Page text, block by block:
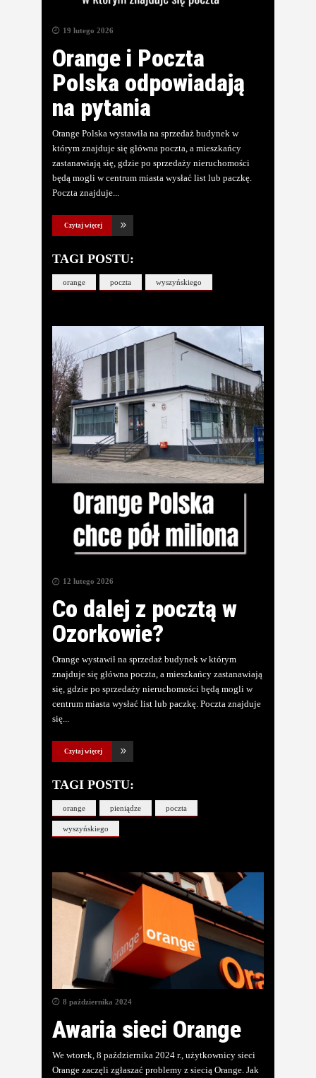
19 lutego 2026
Orange i Poczta
Polska odpowiadają
na pytania
Orange Polska wystawiła na sprzedaż budynek w
którym znajduje się główna poczta, a mieszkańcy
zastanawiają się, gdzie po sprzedaży nieruchomości
będą mogli w centrum miasta wysłać list lub paczkę.
Poczta znajduje
Czytaj więcej
TAGI POSTU:
orange poczta wyszyńskiego
12 lutego 2026
Co dalej z pocztą w
Ozorkowie?
Orange wystawił na sprzedaż budynek w którym
znajduje się główna poczta, a mieszkańcy zastanawiają
się, gdzie po sprzedaży nieruchomości będą mogli w
centrum miasta wysłać list lub paczkę. Poczta znajduje
się
Czytaj więcej
TAGI POSTU:
orange pieniądze poczta
wyszyńskiego
8 października 2024
Awaria sieci Orange
We wtorek, 8 października 2024 r., użytkownicy sieci
Orange zaczęli zgłaszać problemy z siecią Orange. Jak